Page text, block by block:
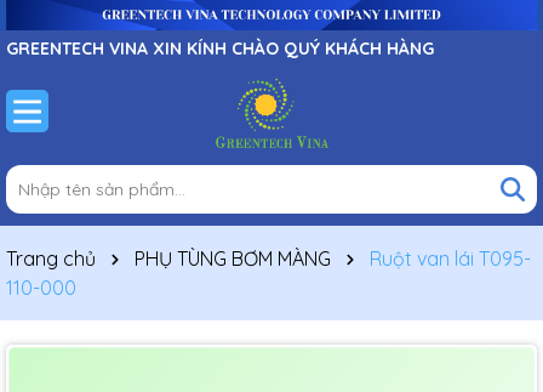
GREENTECH VINA XIN KÍNH CHÀO QUÝ KHÁCH HÀNG
Trang chủ PHỤ TÙNG BƠM MÀNG
Ruột van lái T095-
110-000